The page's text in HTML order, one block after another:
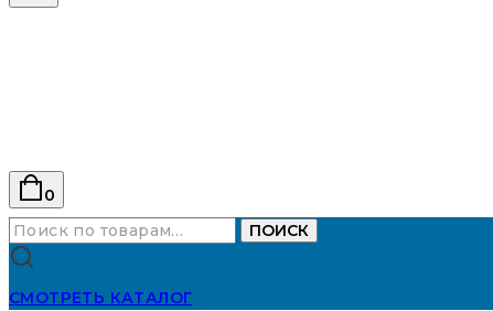
0
Искать:
ПОИСК
СМОТРЕТЬ КАТАЛОГ